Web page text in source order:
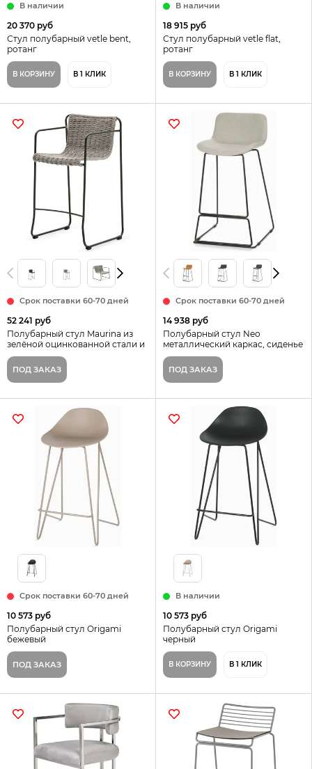
В наличии
20 370 руб
Стул полубарный vetle bent,
ротанг
В КОРЗИНУ В 1 КЛИК
В наличии
18 915 руб
Стул полубарный vetle flat,
ротанг
В КОРЗИНУ В 1 КЛИК
Срок поставки 60-70 дней
52 241 руб
Полубарный стул Maurina из
зелёной оцинкованной стали и
экрю и серого шнура 64,5 см
Испания
ПОД ЗАКАЗ
Срок поставки 60-70 дней
14 938 руб
Полубарный стул Neo
металлический каркас, сиденье
из серой ткани
ПОД ЗАКАЗ
Срок поставки 60-70 дней
10 573 руб
Полубарный стул Origami
бежевый
ПОД ЗАКАЗ
В наличии
10 573 руб
Полубарный стул Origami
черный
В КОРЗИНУ В 1 КЛИК